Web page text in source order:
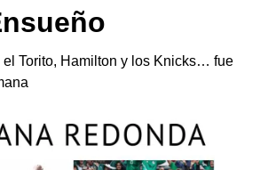
Torito, Hamilton y los Knicks… fue